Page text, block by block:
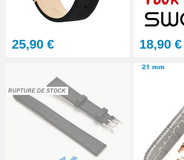
25,90 € 18,90 €
RUPTURE DE STOCK